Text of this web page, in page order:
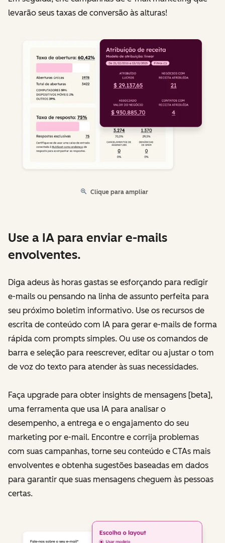
levarão seus taxas de conversão às alturas!
Clique para ampliar
Use a IA para enviar e-mails
envolventes.
Diga adeus às horas gastas se esforçando para redigir
e-mails ou pensando na linha de assunto perfeita para
seu próximo boletim informativo. Use os recursos de
escrita de conteúdo com IA para gerar e-mails de forma
rápida com prompts simples. Ou use os comandos de
barra e seleção para reescrever, editar ou ajustar o tom
de voz do texto para atender às suas necessidades.
Faça upgrade para obter insights de mensagens [beta],
uma ferramenta que usa IA para analisar o
desempenho, a entrega e o engajamento do seu
marketing por e-mail. Encontre e corrija problemas
com suas campanhas, torne seu conteúdo e CTAs mais
envolventes e obtenha sugestões baseadas em dados
para garantir que suas mensagens cheguem às pessoas
certas.